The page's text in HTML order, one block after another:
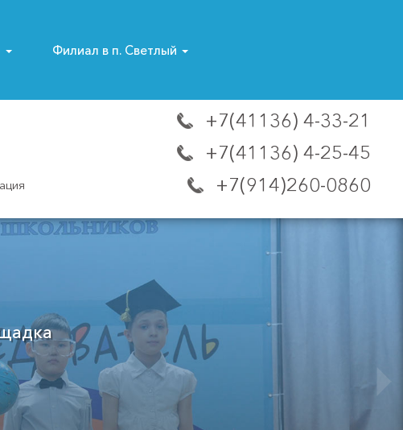
Филиал в п. Светлый
+7(41136) 4-33-21
+7(41136) 4-25-45
+7(914)260-0860